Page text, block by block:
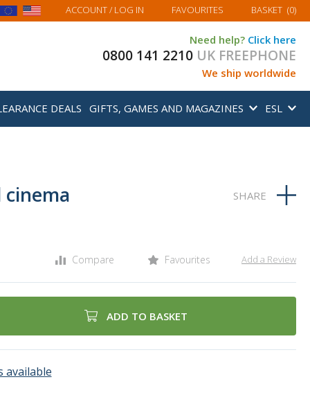
ACCOUNT/ LOG IN FAVOURITES MY BASKET
BASKET (0)
Need help? Click here
0800 141 2210 UK FREEPHONE
We ship worldwide
DEALS GIFTS, GAMES AND MAGAZINES ESL
cinema
Compare Favourites Add a Review
ADD TO BASKET
available